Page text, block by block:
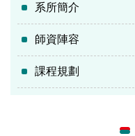
系所簡介
師資陣容
課程規劃